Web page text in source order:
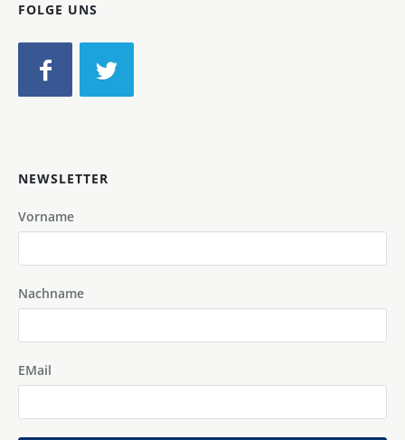
FOLGE UNS
NEWSLETTER
Vorname
Nachname
EMail